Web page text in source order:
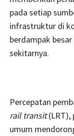
pada setiap
infrastruktur di
berdampak
sekitarnya.
Percepatan
rail transit(LRT),
umum